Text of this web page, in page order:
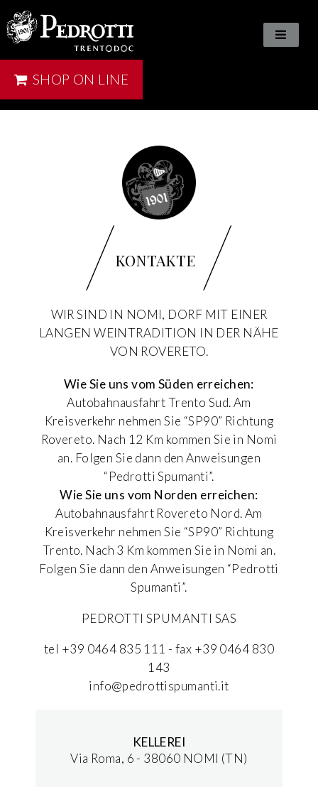
SHOP ON LINE
/KONTAKTE /
WIR SIND IN NOMI, DORF MIT EINER
LANGEN WEINTRADITION IN DER NÄHE
VON ROVERETO.
Wie Sie uns vom Süden erreichen:
Autobahnausfahrt Trento Sud. Am
Kreisverkehr nehmen Sie “SP90” Richtung
Rovereto. Nach 12 Km kommen Sie in Nomi
an. Folgen Sie dann den Anweisungen
“Pedrotti Spumanti”.
Wie Sie uns vom Norden erreichen:
Autobahnausfahrt Rovereto Nord. Am
Kreisverkehr nehmen Sie “SP90” Richtung
Trento. Nach 3 Km kommen Sie in Nomi an.
Folgen Sie dann den Anweisungen “Pedrotti
Spumanti”.
PEDROTTI SPUMANTI SAS
tel +39 0464 835 111 - fax +39 0464 830
143
info@pedrottispumanti.it
KELLEREI
Via Roma, 6 - 38060 NOMI (TN)